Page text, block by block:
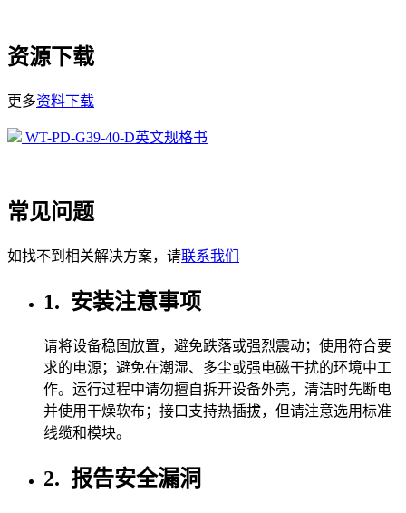
资源下载
更多资料下载
WT-PD-G39-40-D英文规格书
常见问题
如找不到相关解决方案，请联系我们
1. 安装注意事项
请将设备稳固放置，避免跌落或强烈震动；使用符合要
求的电源；避免在潮湿、多尘或强电磁干扰的环境中工
作。运行过程中请勿擅自拆开设备外壳，清洁时先断电
并使用干燥软布；接口支持热插拔，但请注意选用标准
线缆和模块。
2. 报告安全漏洞